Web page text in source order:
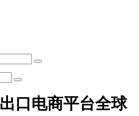
口电商平台全球